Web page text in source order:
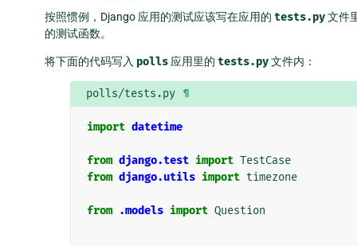
按照惯例，Django 应用的测试应该写在应用的 tests.py文件
的测试函数。
将下面的代码写入 polls 应用里的 tests.py文件内：
polls/tests.py ¶
import datetime
from django.test import TestCase
from django.utils import timezone
from .models import Question